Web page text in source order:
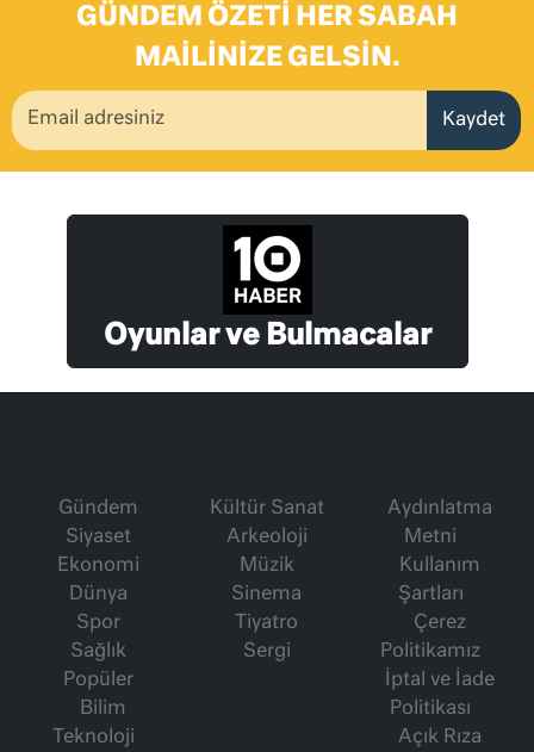
GÜNDEM ÖZETI HER SABAH
MAILINIZE GELSIN.
Kaydet
Oyunlar ve Bulmacalar
Gündem
Siyaset
Ekonomi
Dünya
Spor
Sağlık
Popüler
Bilim
Teknoloji
Kültür Sanat
Arkeoloji
Müzik
Sinema
Tiyatro
Sergi
Aydınlatma
Metni
Kullanım
Şartları
Çerez
Politikamız
İptal ve İade
Politikası
Açık Rıza